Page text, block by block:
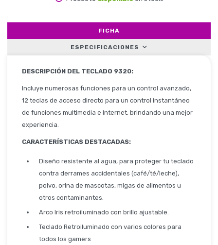
FICHA
ESPECIFICACIONES
DESCRIPCIÓN DEL TECLADO 9320:
Incluye numerosas funciones para un control avanzado,
12 teclas de acceso directo para un control instantáneo
de funciones multimedia e Internet, brindando una mejor
experiencia.
CARACTERÍSTICAS DESTACADAS:
Diseño resistente al agua, para proteger tu teclado
contra derrames accidentales (café/té/leche),
polvo, orina de mascotas, migas de alimentos u
otros contaminantes.
Arco Iris retroiluminado con brillo ajustable.
Teclado Retroiluminado con varios colores para
todos los gamers
Papelería
Ropa y Accesorios
Limpieza Profesional